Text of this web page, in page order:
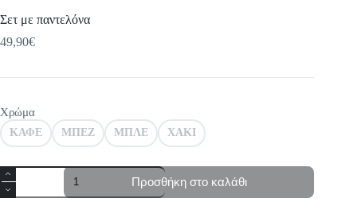
Σετ με παντελόνα
49,90€
Χρώμα
ΚΑΦΕ ΜΠΕΖ ΜΠΛΕ ΧΑΚΙ
Σετ
με
παντελόνα
Προσθήκη στο καλάθι